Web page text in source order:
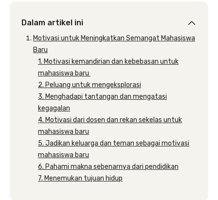
Dalam artikel ini
Motivasi untuk Meningkatkan Semangat Mahasiswa
Baru
1. Motivasi kemandirian dan kebebasan untuk
mahasiswa baru
2. Peluang untuk mengeksplorasi
3. Menghadapi tantangan dan mengatasi
kegagalan
4. Motivasi dari dosen dan rekan sekelas untuk
mahasiswa baru
5. Jadikan keluarga dan teman sebagai motivasi
mahasiswa baru
6. Pahami makna sebenarnya dari pendidikan
7. Menemukan tujuan hidup